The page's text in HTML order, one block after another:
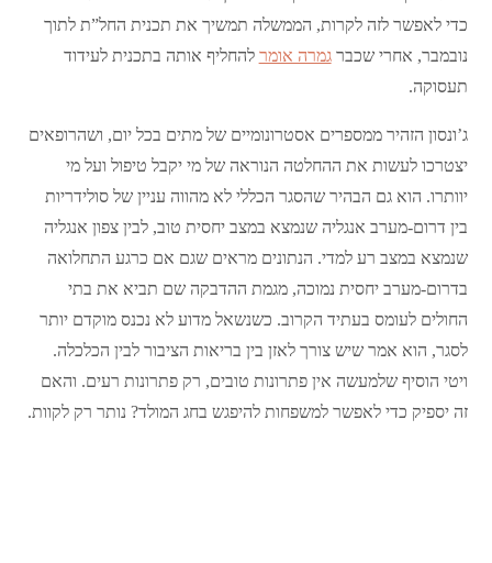
כדי לאפשר לזה לקרות, הממשלה תמשיך את תכנית החל”ת לתוך
נובמבר, אחרי שכברגמרה אומר להחליף אותה בתכנית לעידוד
תעסוקה.
ג’ונסון הזהיר ממספרים אסטרונומיים של מתים בכל יום, ושהרופאים
יצטרכו לעשות את ההחלטה הנוראה של מי יקבל טיפול ועל מי
יוותרו. הוא גם הבהיר שהסגר הכללי לא מהווה עניין של סולידריות
בין דרום-מערב אנגליה שנמצא במצב יחסית טוב, לבין צפון אנגליה
שנמצא במצב רע למדי. הנתונים מראים שגם אם כרגע התחלואה
בדרום-מערב יחסית נמוכה, מגמת ההדבקה שם תביא את בתי
החולים לעומס בעתיד הקרוב. כשנשאל מדוע לא נכנס מוקדם יותר
לסגר, הוא אמר שיש צורך לאזן בין בריאות הציבור לבין הכלכלה.
ויטי הוסיף שלמעשה אין פתרונות טובים, רק פתרונות רעים. והאם
זה יספיק כדי לאפשר למשפחות להיפגש בחג המולד? נותר רק לקוות.